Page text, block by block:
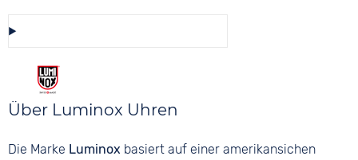
Diese Auswahl speichern/teilen
Über Luminox Uhren
Die Marke Luminox basiert auf einer amerikansichen